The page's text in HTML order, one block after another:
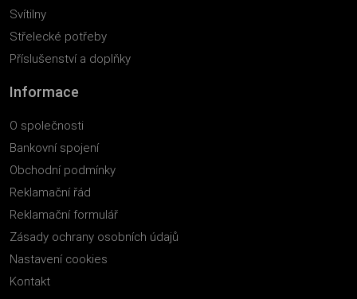
Svítilny
Střelecké potřeby
Příslušenství a doplňky
Informace
O společnosti
Bankovní spojení
Obchodní podmínky
Reklamační řád
Reklamační formulář
Zásady ochrany osobních údajů
Nastavení cookies
Kontakt